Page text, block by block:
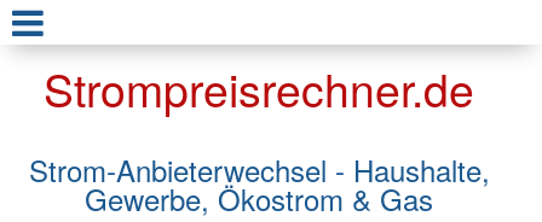
Strompreisrechner.de
Strom-Anbieterwechsel - Haushalte,
Gewerbe, Ökostrom & Gas